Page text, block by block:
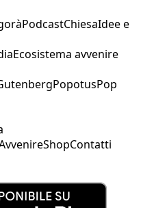
PodcastChiesaIdee e
Ecosistema avvenire
PopotusPop
ShopContatti